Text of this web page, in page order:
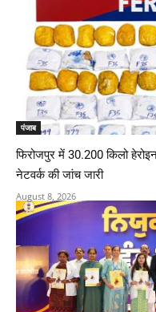
पंजाब
फिरोजपुर में 30.200 किलो
नेटवर्क की जांच जारी
August 8, 2026